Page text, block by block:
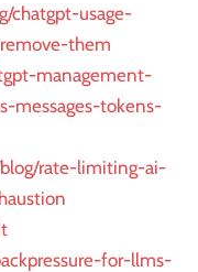
chatgpt-usage-
them
management-
messages-tokens-
rate-limiting-ai-
for-llms-